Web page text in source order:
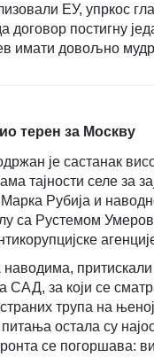
ЕУ, упркос
договор постигну
имати довољно
терен за Москву
је састанак
тајности селе за
Рубија и
са Рустемом
САД, за који се
трупа на
питања остала су
се погоршава: